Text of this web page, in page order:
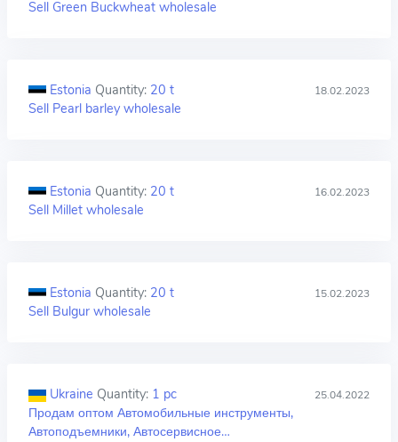
Sell Green Buckwheat wholesale
Estonia Quantity: 20 t 18.02.2023
Sell Pearl barley wholesale
Estonia Quantity: 20 t 16.02.2023
Sell Millet wholesale
Estonia Quantity: 20 t 15.02.2023
Sell Bulgur wholesale
Ukraine Quantity: 1 pc 25.04.2022
Продам оптом Автомобильные инструменты,
Автоподъемники, Автосервисное…